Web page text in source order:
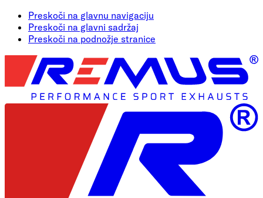
Preskoči na glavnu navigaciju
Preskoči na glavni sadržaj
Preskoči na podnožje stranice